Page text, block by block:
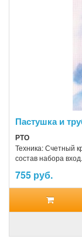
Пастушка и
РТО
Техника: Счетный
состав набора
755 руб.